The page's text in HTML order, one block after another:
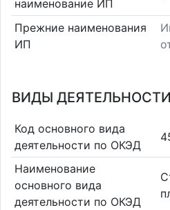
наименование ИП
Прежние наименования
ИП
ВИДЫ ДЕЯТЕЛЬНОСТИ
Код основного вида
деятельности по ОКЭД
Наименование
основного вида
деятельности по ОКЭД